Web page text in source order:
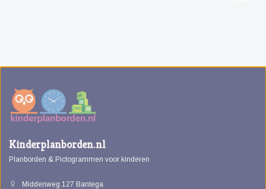
Kinderplanborden.nl
Planborden & Pictogrammen voor kinderen
Middenweg 127 Bantega